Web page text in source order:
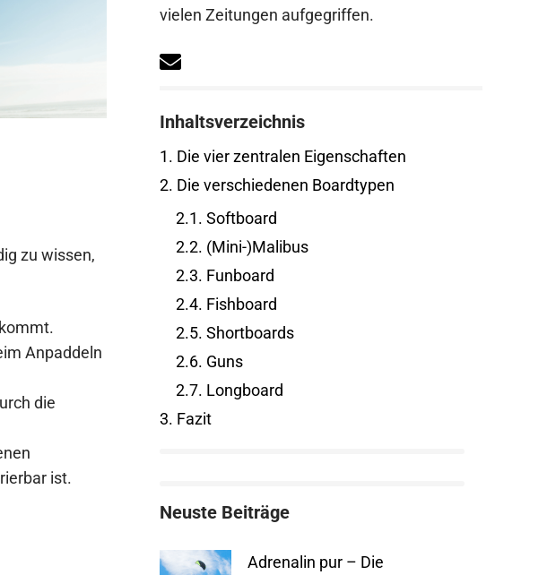
zu wissen,
Anpaddeln
die
ist.
vielen Zeitungen aufgegriffen.
Inhaltsverzeichnis
1. Die vier zentralen Eigenschaften
2. Die verschiedenen Boardtypen
2.1. Softboard
2.2. (Mini-)Malibus
2.3. Funboard
2.4. Fishboard
2.5. Shortboards
2.6. Guns
2.7. Longboard
3. Fazit
Neuste Beiträge
Adrenalin pur – Die